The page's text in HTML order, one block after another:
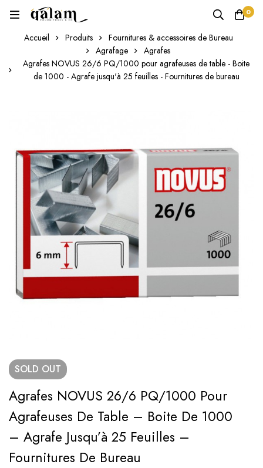
0
Accueil Produits
Fournitures & accessoires de Bureau
Agrafage
Agrafes
Agrafes NOVUS 26/6 PQ/1000 pour agrafeuses de table - Boite
de 1000 - Agrafe jusqu'à 25 feuilles - Fournitures de bureau
SOLD OUT
Agrafes NOVUS 26/6 PQ/1000 Pour
Agrafeuses De Table – Boite De 1000
– Agrafe Jusqu’à 25 Feuilles –
Fournitures De Bureau